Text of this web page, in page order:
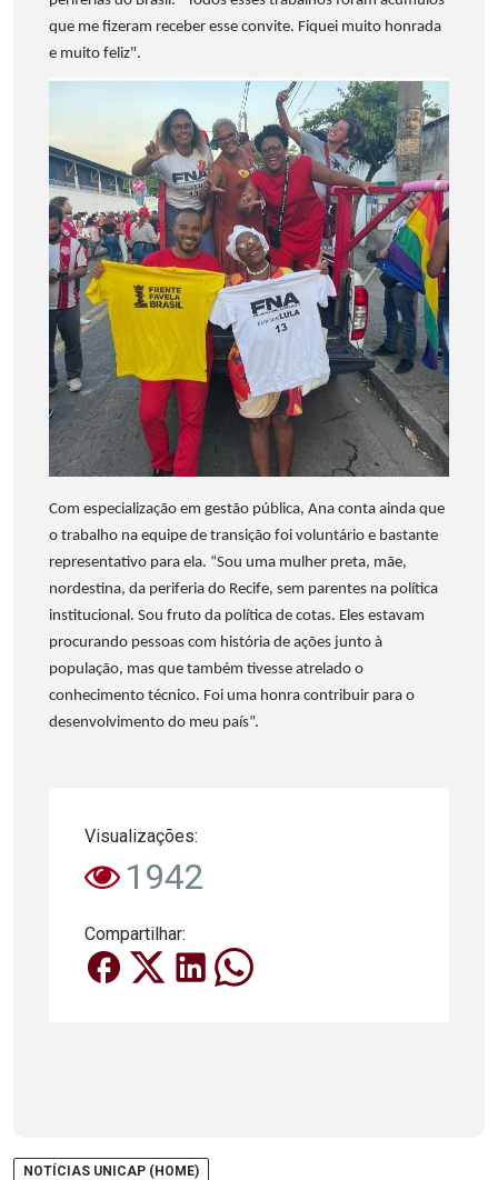
que me fizeram receber esse convite. Fiquei muito honrada
e muito feliz".
Com especialização em gestão pública, Ana conta ainda que
o trabalho na equipe de transição foi voluntário e bastante
representativo para ela. “Sou uma mulher preta, mãe,
nordestina, da periferia do Recife, sem parentes na política
institucional. Sou fruto da política de cotas. Eles estavam
procurando pessoas com história de ações junto à
população, mas que também tivesse atrelado o
conhecimento técnico. Foi uma honra contribuir para o
desenvolvimento do meu país”.
Visualizações:
1942
Compartilhar:
NOTÍCIAS UNICAP (HOME)